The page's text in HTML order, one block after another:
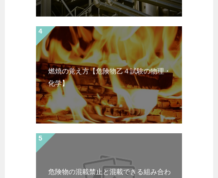
燃焼の覚え方【危険物乙４試験の物理・
化学】
危険物の混載禁止と混載できる組み合わ